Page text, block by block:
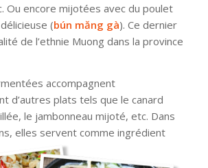
Ou encore mijotées avec du poulet
(bún măng gà). Ce dernier
de l’ethnie Muong dans la province
accompagnent
d’autres plats tels que le canard
le jambonneau mijoté, etc. Dans
elles servent comme ingrédient